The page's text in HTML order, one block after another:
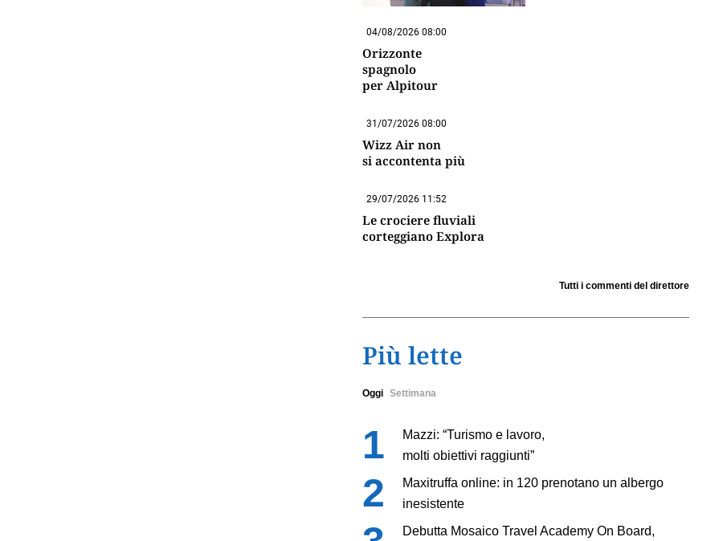
04/08/2026 08:00
Orizzonte
spagnolo
per Alpitour
31/07/2026 08:00
Wizz Air non
si accontenta più
29/07/2026 11:52
Le crociere fluviali
corteggiano Explora
Tutti i commenti del direttore
Più lette
Oggi Settimana
Mazzi: “Turismo e lavoro,
molti obiettivi raggiunti”
Maxitruffa online: in 120 prenotano un albergo
inesistente
Debutta Mosaico Travel Academy On Board,